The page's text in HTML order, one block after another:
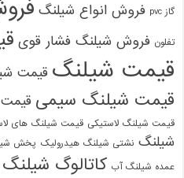
گاز pvc فروش انواع شیلنگ
تفلون فروش شیلنگ فشار قوی
قیمت شیلنگ قیمت
قیمت شیلنگ سیمی
قیمت شیلنگ لاستیکی قیمت شیلنگ های
شیلنگ نشتی شیلنگ هیدرولیک پخش
عمده شیلنگ آب کاتالوگ